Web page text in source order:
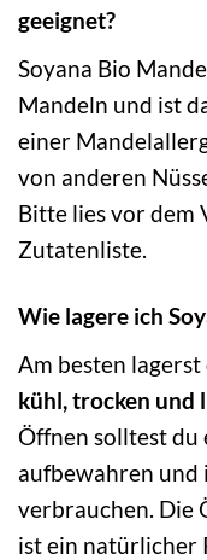
geeignet?
Soyana Bio
Mandeln und ist
einer
von anderen
Bitte lies vor dem
Zutatenliste.
Wie lagere ich
Am besten
kühl, trocken und
Öffnen solltest du
aufbewahren
verbrauchen. Die
ist ein natürlicher